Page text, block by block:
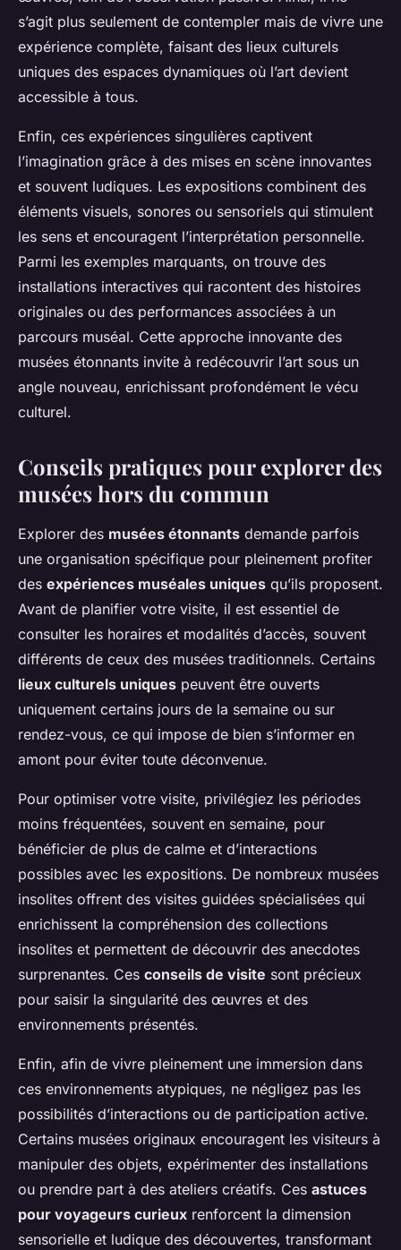
s’agit plus seulement de contempler mais de vivre une
expérience complète, faisant des lieux culturels
uniques des espaces dynamiques où l’art devient
accessible à tous.
Enfin, ces expériences singulières captivent
l’imagination grâce à des mises en scène innovantes
et souvent ludiques. Les expositions combinent des
éléments visuels, sonores ou sensoriels qui stimulent
les sens et encouragent l’interprétation personnelle.
Parmi les exemples marquants, on trouve des
installations interactives qui racontent des histoires
originales ou des performances associées à un
parcours muséal. Cette approche innovante des
musées étonnants invite à redécouvrir l’art sous un
angle nouveau, enrichissant profondément le vécu
culturel.
Conseils pratiques pour explorer des
musées hors du commun
Explorer des musées étonnants demande parfois
une organisation spécifique pour pleinement profiter
des expériences muséales uniques qu’ils proposent.
Avant de planifier votre visite, il est essentiel de
consulter les horaires et modalités d’accès, souvent
différents de ceux des musées traditionnels. Certains
lieux culturels uniques peuvent être ouverts
uniquement certains jours de la semaine ou sur
rendez-vous, ce qui impose de bien s’informer en
amont pour éviter toute déconvenue.
Pour optimiser votre visite, privilégiez les périodes
moins fréquentées, souvent en semaine, pour
bénéficier de plus de calme et d’interactions
possibles avec les expositions. De nombreux musées
insolites offrent des visites guidées spécialisées qui
enrichissent la compréhension des collections
insolites et permettent de découvrir des anecdotes
surprenantes. Ces conseils de visite sont précieux
pour saisir la singularité des œuvres et des
environnements présentés.
Enfin, afin de vivre pleinement une immersion dans
ces environnements atypiques, ne négligez pas les
possibilités d’interactions ou de participation active.
Certains musées originaux encouragent les visiteurs à
manipuler des objets, expérimenter des installations
ou prendre part à des ateliers créatifs. Ces astuces
pour voyageurs curieux renforcent la dimension
sensorielle et ludique des découvertes, transformant